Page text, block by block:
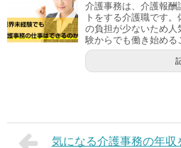
介護事務は、介護報酬
トをする介護職です
の負担が少ないため
験からでも働き始める
気になる介護事務の年収